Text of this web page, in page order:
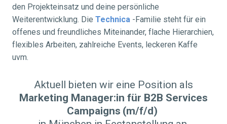
den Projekteinsatz und deine persönliche
Weiterentwicklung. Die Technica -Familie steht für ein
offenes und freundliches Miteinander, flache Hierarchien,
flexibles Arbeiten, zahlreiche Events, leckeren Kaffe
uvm.
Aktuell bieten wir eine Position als
Marketing Manager:in für B2B Services
Campaigns (m/f/d)